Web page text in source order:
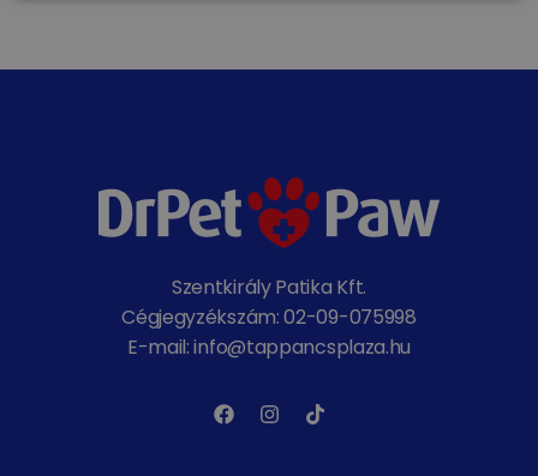
Szentkirály Patika Kft.
Cégjegyzékszám: 02-09-075998
E-mail: info@tappancsplaza.hu